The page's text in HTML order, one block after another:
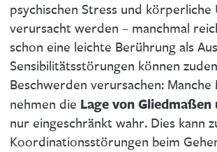
psychischen Stress und körperliche
verursacht werden – manchmal
schon eine leichte Berührung als
Sensibilitätsstörungen können
Beschwerden verursachen: Manche
nehmen die Lage von Gliedmaßen
nur eingeschränkt wahr. Dies kann
Koordinationsstörungen beim